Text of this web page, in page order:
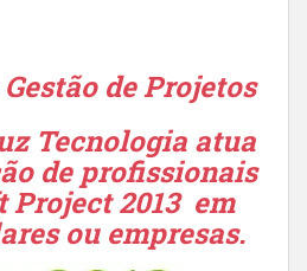
de Projetos
Tecnologia atua
de profissionais
Project 2013 em
ou empresas.